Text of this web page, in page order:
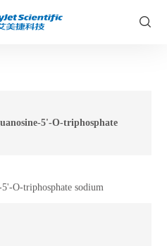
5'-O-triphosphate
O-triphosphate sodium